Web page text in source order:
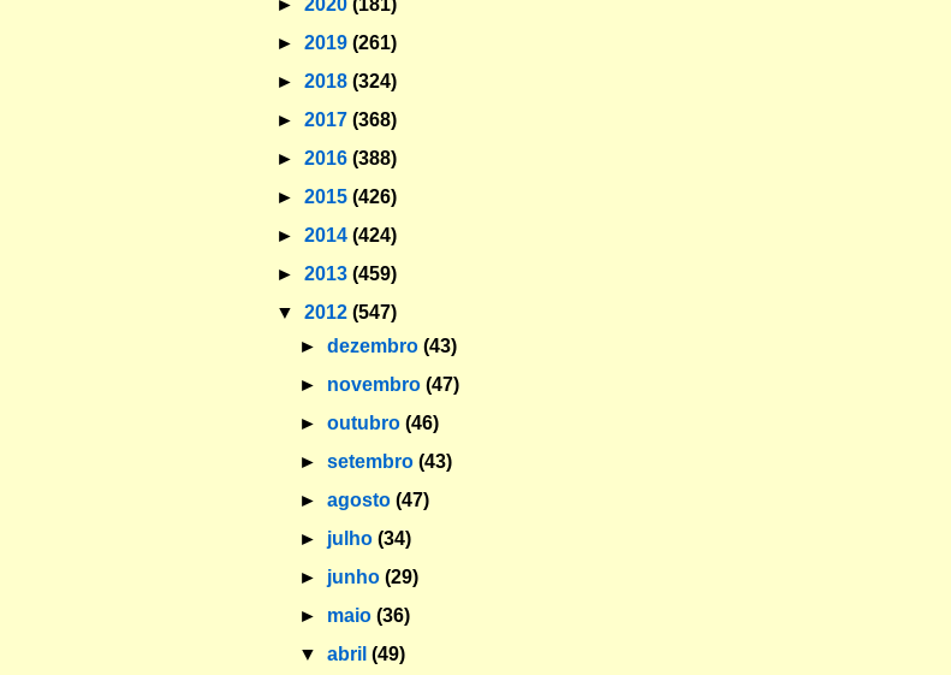
► 2019 (261)
► 2018 (324)
► 2017 (368)
► 2016 (388)
► 2015 (426)
► 2014 (424)
► 2013 (459)
▼ 2012 (547)
►dezembro(43)
► novembro(47)
►outubro(46)
►setembro(43)
►agosto(47)
► julho(34)
► junho(29)
► maio(36)
▼abril(49)